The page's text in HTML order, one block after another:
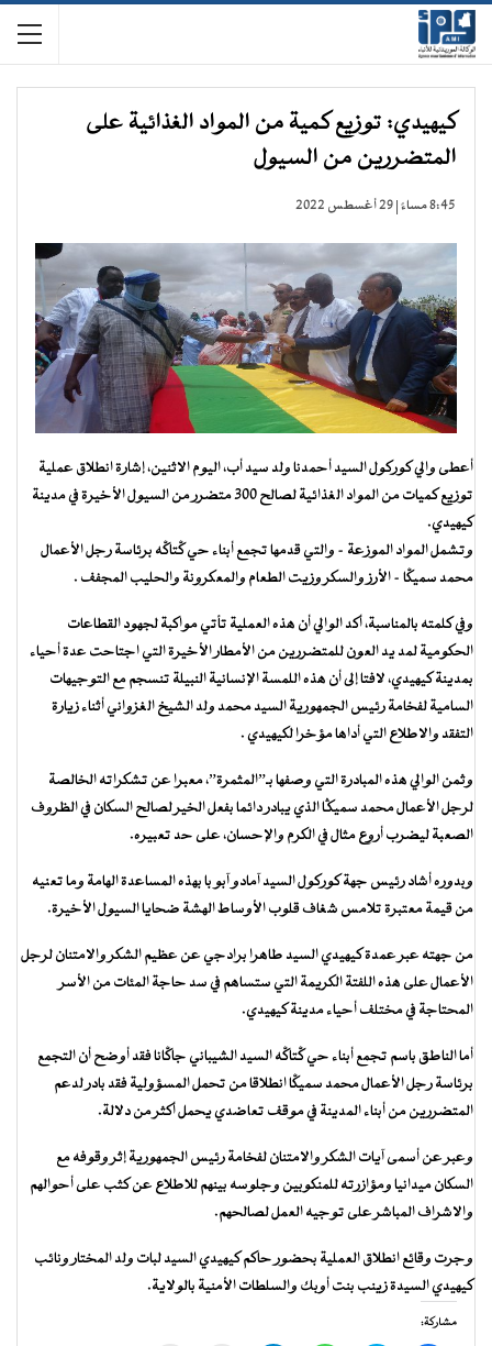
كيهيدي: توزيع كمية من المواد الغذائية على
المتضررين من السيول
8:45 مساءً | 29 أغسطس 2022
أعطى والي كوركول السيد أحمدنا ولد سيد أب، اليوم الاثنين، إشارة انطلاق عملية
توزيع كميات من المواد الغذائية لصالح 300 متضرر من السيول الأخيرة في مدينة
كيهيدي.
وتشمل المواد الموزعة – والتي قدمها تجمع أبناء حي كّْتاكّْه برئاسة رجل الأعمال
محمد سميكّْا – الأرز والسكر وزيت الطعام والمعكرونة والحليب المجفف .
وفي كلمته بالمناسبة، أكد الوالي أن هذه العملية تأتي مواكبة لجهود القطاعات
الحكومية لمد يد العون للمتضررين من الأمطار الأخيرة التي اجتاحت عدة أحياء
بمدينة كيهيدي، لافتا إلى أن هذه اللمسة الإنسانية النبيلة تنسجم مع التوجيهات
السامية لفخامة رئيس الجمهورية السيد محمد ولد الشيخ الغزواني أثناء زيارة
التفقد والاطلاع التي أداها مؤخرا لكيهيدي .
وثمن الوالي هذه المبادرة التي وصفها بـ”المثمرة”، معبرا عن تشكراته الخالصة
لرجل الأعمال محمد سميگا الذي يبادر دائما بفعل الخير لصالح السكان في الظروف
الصعبة ليضرب أروع مثال في الكرم والإحسان، على حد تعبيره.
وبدوره أشاد رئيس جهة كوركول السيد آمادو آبو با بهذه المساعدة الهامة وما تعنيه
من قيمة معتبرة تلامس شغاف قلوب الأوساط الهشة ضحايا السيول الأخيرة.
من جهته عبر عمدة كيهيدي السيد طاهرا برادجي عن عظيم الشكر والامتنان لرجل
الأعمال على هذه اللفتة الكريمة التي ستساهم في سد حاجة المئات من الأسر
المحتاجة في مختلف أحياء مدينة كيهيدي.
أما الناطق باسم تجمع أبناء حي كّْتاكّْه السيد الشيباني جاكّْانا فقد أوضح أن التجمع
برئاسة رجل الأعمال محمد سميكّْا انطلاقا من تحمل المسؤولية فقد بادر لدعم
المتضررين من أبناء المدينة في موقف تعاضدي يحمل أكثر من دلالة.
وعبر عن أسمى آيات الشكر والامتنان لفخامة رئيس الجمهورية إثر وقوفه مع
السكان ميدانيا ومؤازرته للمنكوبين وجلوسه بينهم للاطلاع عن كثب على أحوالهم
والاشراف المباشر على توجيه العمل لصالحهم.
وجرت وقائع انطلاق العملية بحضور حاكم كيهيدي السيد لبات ولد المختار ونائب
كيهيدي السيدة زينب بنت أوبك والسلطات الأمنية بالولاية.
مشاركة: